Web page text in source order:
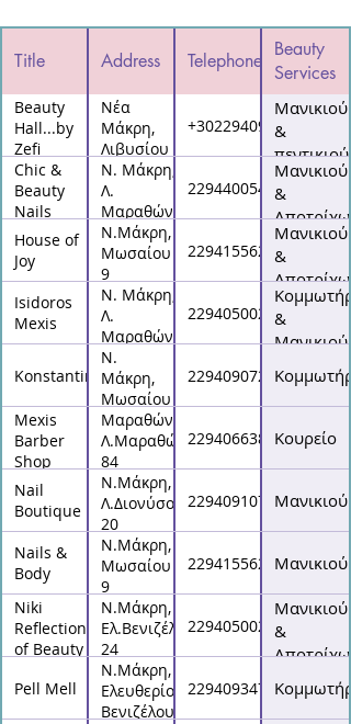
Title Address Telephone
Beauty
Services
Beauty
Hall...by
Zefi
Νέα
Μάκρη,
Λιβυσίου
27-29
+302294092290
Μανικιούρ
&
πεντικιούρ
Chic &
Beauty
Nails
Ν. Μάκρη,
Λ.
Μαραθώνος
121
2294400541
Μανικιούρ
&
House of
Joy
Ν.Μάκρη,
Μωσαίου
9
2294155623
Μανικιούρ
&
Isidoros
Mexis
Ν. Μάκρη,
Λ.
Μαραθώνος
183
2294050027 &
Μανικιούρ
Konstantinos
Ν.
Μάκρη,
Μωσαίου
19
2294090722
Mexis
Barber
Shop
Μαραθώνας,
Λ.Μαραθώνος
84
229406638 Κουρείο
Nail
Boutique
Ν.Μάκρη,
Λ.Διονύσου
20
2294091074 Μανικιούρ
Nails &
Body
Ν.Μάκρη,
Μωσαίου
9
2294155623 Μανικιούρ
Niki
Reflections
of Beauty
Ν.Μάκρη,
Ελ.Βενιζέλου
24
2294050024
Μανικιούρ
&
Pell Mell
Ν.Μάκρη,
Ελευθερίου
Βενιζέλου
2294093477